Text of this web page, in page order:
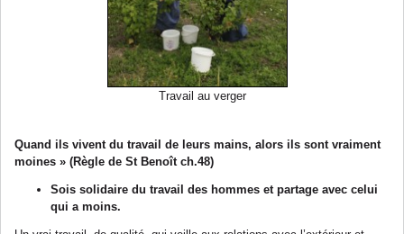
Travail au verger
Quand ils vivent du travail de leurs mains, alors ils sont vraiment
moines » (Règle de St Benoît ch.48)
Sois solidaire du travail des hommes et partage avec celui
qui a moins.